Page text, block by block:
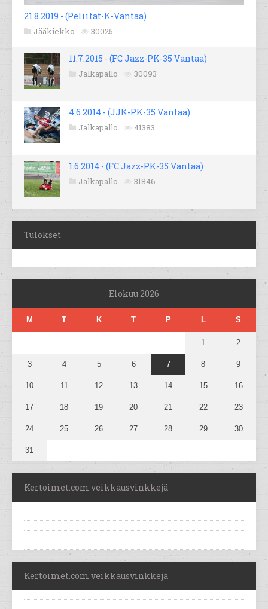
21.8.2019 - (Peliitat-K-Vantaa)
Jääkiekko 30025
11.7.2015 - (FC Jazz-PK-35 Vantaa)
Jalkapallo 30093
4.6.2014 - (JJK-PK-35 Vantaa)
Jalkapallo 41383
1.6.2014 - (FC Jazz-PK-35 Vantaa)
Jalkapallo 31846
Tulokset
Elokuu 2026
M T K T P L S
1 2
3 4 5 6 7 8 9
10 11 12 13 14 15 16
17 18 19 20 21 22 23
24 25 26 27 28 29 30
31
Kertoimet.com veikkausvinkkejä
Kertoimet.com veikkausvinkkejä